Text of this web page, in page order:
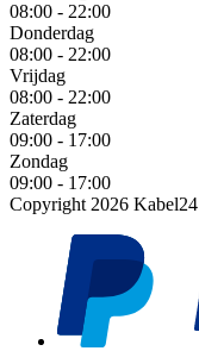
08:00 - 22:00
Donderdag
08:00 - 22:00
Vrijdag
08:00 - 22:00
Zaterdag
09:00 - 17:00
Zondag
09:00 - 17:00
Copyright 2026 Kabel24